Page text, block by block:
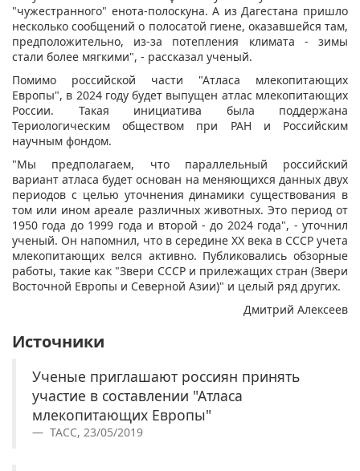
"чужестранного" енота-полоскуна. А из Дагестана пришло
несколько сообщений о полосатой гиене, оказавшейся там,
предположительно, из-за потепления климата - зимы
стали более мягкими", - рассказал ученый.
Помимо российской части "Атласа млекопитающих
Европы", в 2024 году будет выпущен атлас млекопитающих
России. Такая инициатива была поддержана
Териологическим обществом при РАН и Российским
научным фондом.
"Мы предполагаем, что параллельный российский
вариант атласа будет основан на меняющихся данных двух
периодов с целью уточнения динамики существования в
том или ином ареале различных животных. Это период от
1950 года до 1999 года и второй - до 2024 года", - уточнил
ученый. Он напомнил, что в середине ХХ века в СССР учета
млекопитающих велся активно. Публиковались обзорные
работы, такие как "Звери СССР и прилежащих стран (Звери
Восточной Европы и Северной Азии)" и целый ряд других.
Дмитрий Алексеев
Источники
Ученые приглашают россиян принять
участие в составлении "Атласа
млекопитающих Европы"
ТАСС, 23/05/2019